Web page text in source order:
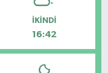
İKINDI
16:42